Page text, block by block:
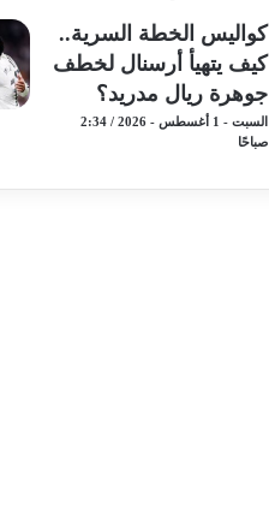
كواليس الخطة السرية..
كيف يتهيأ أرسنال لخطف
جوهرة ريال مدريد؟
السبت - 1 أغسطس - 2026 / 2:34
صباحًا